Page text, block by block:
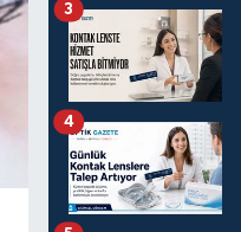
3
4